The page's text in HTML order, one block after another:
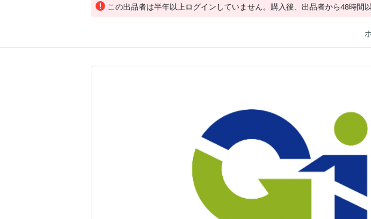
この出品者は半年以上ログインしていません。購入後、出品者から48時間